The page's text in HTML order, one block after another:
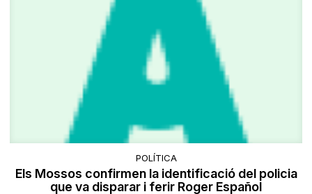
POLÍTICA
Els Mossos confirmen la identificació del policia
que va disparar i ferir Roger Español